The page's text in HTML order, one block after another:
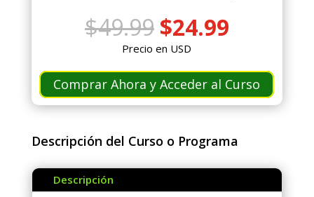
$49.99 El
precio
original
era:
$49.99.
$24.99El
es:
$24.99.
Precio en USD
Comprar Ahora y Acceder al Curso
Descripción del Curso o Programa
Descripción